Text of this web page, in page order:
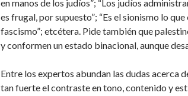
en manos de los judíos”; “Los judíos
es frugal, por supuesto”; “Es el sionismo lo
fascismo”; etcétera. Pide también que
y conformen un estado binacional, aunque
Entre los expertos abundan las dudas acerca
tan fuerte el contraste en tono, contenido y